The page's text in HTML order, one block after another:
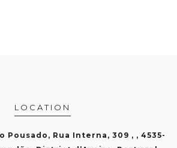
LOCATION
Pousado, Rua Interna, 309 , , 4535-